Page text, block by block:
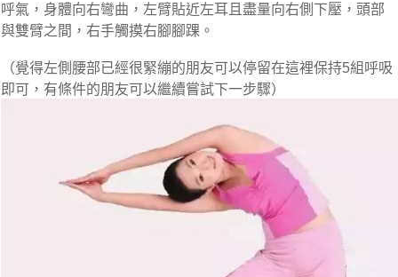
呼氣，身體向右彎曲，左臂貼近左耳且盡量向右側下壓，頭部
與雙臂之間，右手觸摸右腳腳踝。
（覺得左側腰部已經很緊繃的朋友可以停留在這裡保持5組呼吸
即可，有條件的朋友可以繼續嘗試下一步驟）